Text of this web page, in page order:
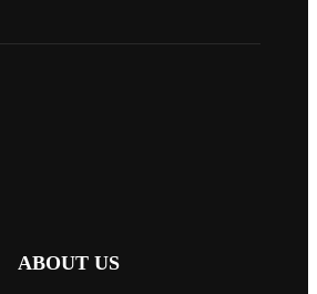
ABOUT US